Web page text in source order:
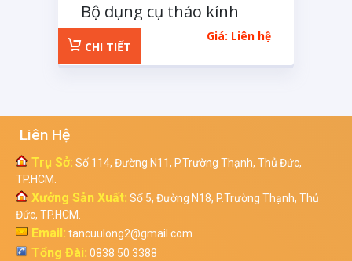
Bộ dụng cụ tháo kính
chắn gió ô tô 7 chi tiết
Giá: Liên hệ
CHI TIẾT
Liên Hệ
Trụ Sở: Số 114, Đường N11, P.Trường Thạnh, Thủ Đức,
TP.HCM.
Xưởng Sản Xuất: Số 5, Đường N18, P.Trường Thạnh, Thủ
Đức, TP.HCM.
Email: tancuulong2@gmail.com
Tổng Đài: 0838 50 3388